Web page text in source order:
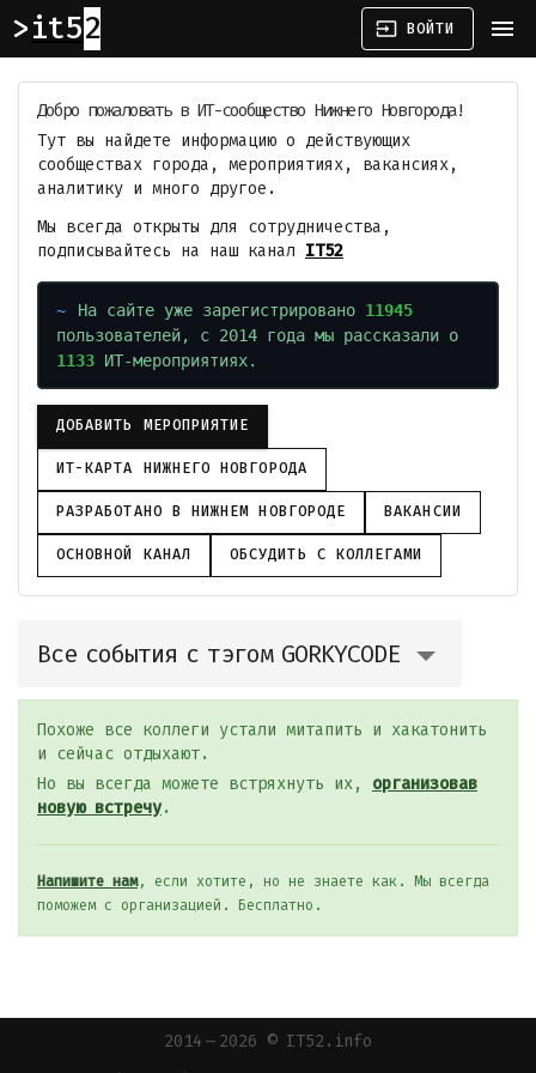
it52 input ВОЙТИ menu
Добро пожаловать в ИТ-сообщество Нижнего Новгорода!
Тут вы найдете информацию о действующих
сообществах города, мероприятиях, вакансиях,
аналитику и много другое.
Мы всегда открыты для сотрудничества,
подписывайтесь на наш канал IT52
На сайте уже зарегистрировано 11945
пользователей, с 2014 года мы рассказали о
1133 ИТ-мероприятиях.
ДОБАВИТЬ МЕРОПРИЯТИЕ
ИТ-КАРТА НИЖНЕГО НОВГОРОДА
РАЗРАБОТАНО В НИЖНЕМ НОВГОРОДЕ ВАКАНСИИ
ОСНОВНОЙ КАНАЛ ОБСУДИТЬ С КОЛЛЕГАМИ
Все события с тэгом GORKYCODE
Похоже все коллеги устали митапить и хакатонить
и сейчас отдыхают.
Но вы всегда можете встряхнуть их, организовав
новую встречу.
Напишите нам, если хотите, но не знаете как. Мы всегда
поможем с организацией. Бесплатно.
2014 — 2026 © IT52.info